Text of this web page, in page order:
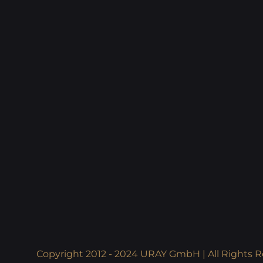
Copyright 2012 - 2024 URAY GmbH | All Rights